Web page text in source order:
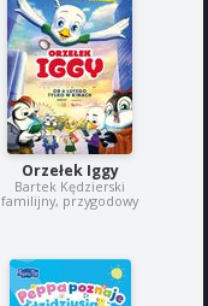
Orzełek Iggy
Bartek Kędzierski
familijny, przygodowy